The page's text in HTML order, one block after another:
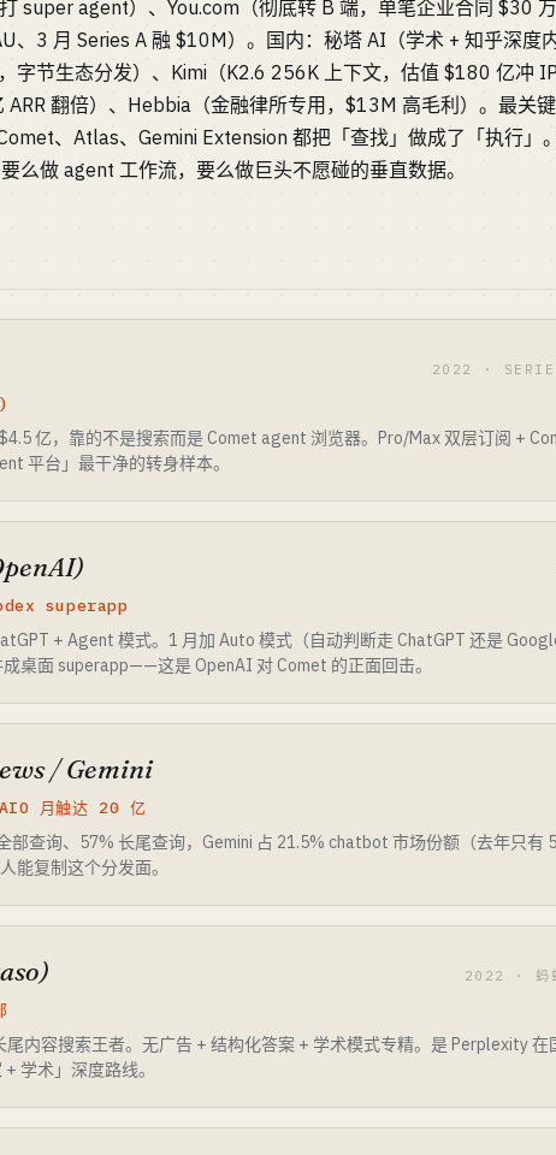
super agent）、You.com（彻底转 B 端，单笔企业合同 $30 万
、3 月 Series A 融 $10M）。国内：秘塔 AI（学术 + 知乎深度
字节生态分发）、Kimi（K2.6 256K 上下文，估值 $180 亿冲
翻倍）、Hebbia（金融律所专用，$13M 高毛利）。最关
、Atlas、Gemini Extension 都把「查找」做成了「执行」
么做 agent 工作流，要么做巨头不愿碰的垂直数据。
2022 ·
亿，靠的不是搜索而是 Comet agent 浏览器。Pro/Max 双层订阅 +
平台」最干净的转身样本。
superapp
+ Agent 模式。1 月加 Auto 模式（自动判断走 ChatGPT 还是
桌面 superapp——这是 OpenAI 对 Comet 的正面回击。
/ Gemini
月触达 20 亿
部查询、57% 长尾查询，Gemini 占 21.5% chatbot 市场份额（去年只有
能复制这个分发面。
2022 · 蚂
尾内容搜索王者。无广告 + 结构化答案 + 学术模式专精。是 Perplexity
学术」深度路线。